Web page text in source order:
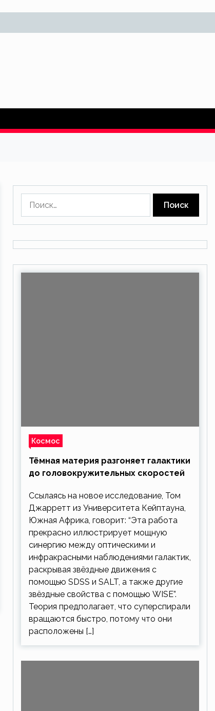
Космос
Тёмная материя разгоняет галактики
до головокружительных скоростей
Ссылаясь на новое исследование, Том
Джарретт из Университета Кейптауна,
Южная Африка, говорит: “Эта работа
прекрасно иллюстрирует мощную
синергию между оптическими и
инфракрасными наблюдениями галактик,
раскрывая звёздные движения с
помощью SDSS и SALT, а также другие
звёздные свойства с помощью WISE”.
Теория предполагает, что суперспирали
вращаются быстро, потому что они
расположены […]